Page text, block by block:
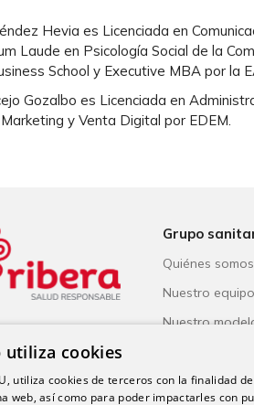
Hevia es Licenciada en
Laude en Psicología Social de la
School y Executive MBA por la
Gozalbo es Licenciada en
y Venta Digital por EDEM.
Grupo
Quiénes somos
Nuestro equipo
Nuestro
Salud
utiliza cookies
utiliza cookies de terceros con la
web, así como para poder impactarles con